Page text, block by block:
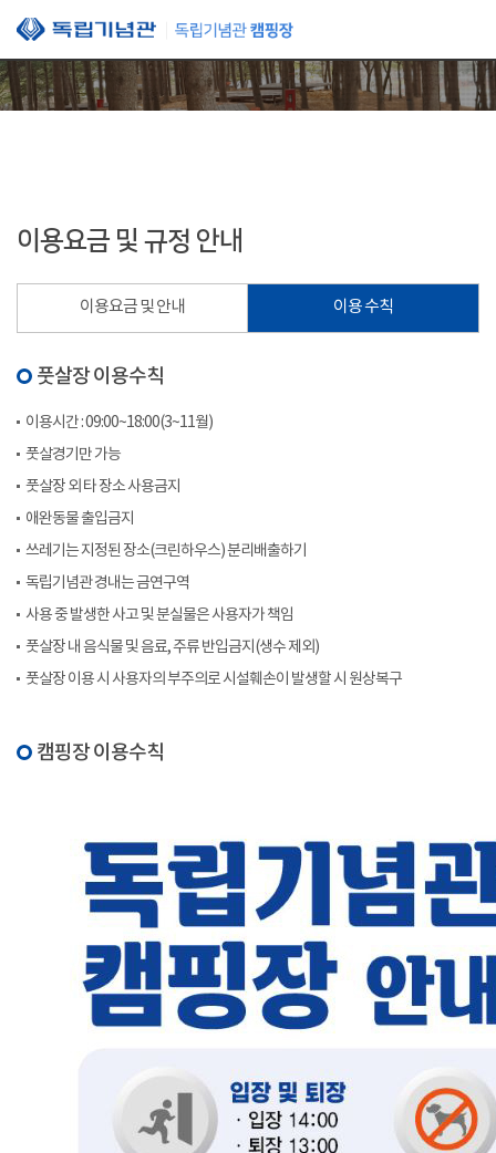
본문 바로가기
이용요금 및 규정 안내
이용요금 및 안내 이용 수칙
풋살장 이용수칙
이용시간 : 09:00~18:00(3~11월)
풋살경기만 가능
풋살장 외 타 장소 사용금지
애완동물 출입금지
쓰레기는 지정된 장소(크린하우스) 분리배출하기
독립기념관 경내는 금연구역
사용 중 발생한 사고 및 분실물은 사용자가 책임
풋살장 내 음식물 및 음료, 주류 반입금지(생수 제외)
풋살장 이용 시 사용자의 부주의로 시설훼손이 발생할 시 원상복구
캠핑장 이용수칙